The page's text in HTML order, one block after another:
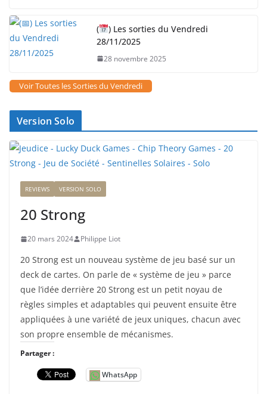
(
) Les sorties du Vendredi
28/11/2025
28 novembre 2025
Voir Toutes les Sorties du Vendredi
Version Solo
REVIEWS VERSION SOLO
20 Strong
20 mars 2024 Philippe Liot
20 Strong est un nouveau système de jeu basé sur un
deck de cartes. On parle de « système de jeu » parce
que l’idée derrière 20 Strong est un petit noyau de
règles simples et adaptables qui peuvent ensuite être
appliquées à une variété de jeux uniques, chacun avec
son propre ensemble de mécanismes.
Partager :
WhatsApp